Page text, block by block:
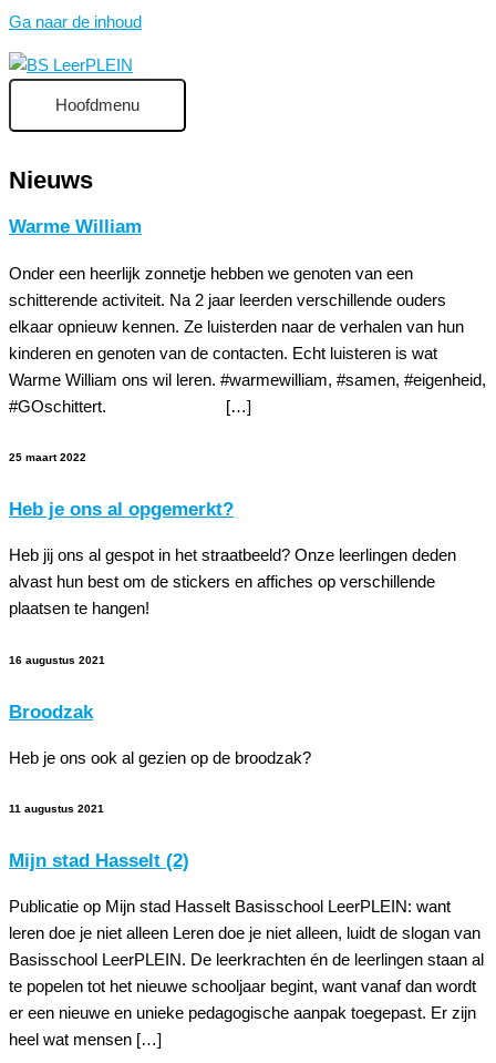
Ga naar de inhoud
Hoofdmenu
Nieuws
Warme William
Onder een heerlijk zonnetje hebben we genoten van een
schitterende activiteit. Na 2 jaar leerden verschillende ouders
elkaar opnieuw kennen. Ze luisterden naar de verhalen van hun
kinderen en genoten van de contacten. Echt luisteren is wat
Warme William ons wil leren. #warmewilliam, #samen, #eigenheid,
#GOschittert. […]
25 maart 2022
Heb je ons al opgemerkt?
Heb jij ons al gespot in het straatbeeld? Onze leerlingen deden
alvast hun best om de stickers en affiches op verschillende
plaatsen te hangen!
16 augustus 2021
Broodzak
Heb je ons ook al gezien op de broodzak?
11 augustus 2021
Mijn stad Hasselt (2)
Publicatie op Mijn stad Hasselt Basisschool LeerPLEIN: want
leren doe je niet alleen Leren doe je niet alleen, luidt de slogan van
Basisschool LeerPLEIN. De leerkrachten én de leerlingen staan al
te popelen tot het nieuwe schooljaar begint, want vanaf dan wordt
er een nieuwe en unieke pedagogische aanpak toegepast. Er zijn
heel wat mensen […]